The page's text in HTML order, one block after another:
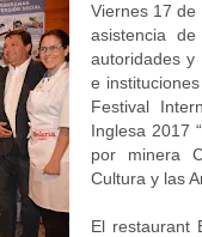
Viernes 17 de
asistencia
autoridades y
e
Festival
Inglesa 2017
por minera
Cultura y las
El restaurant